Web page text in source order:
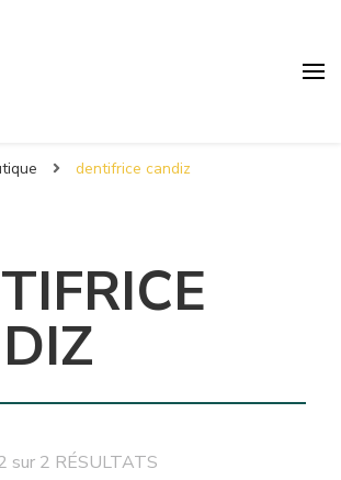
dentifrice candiz
sur 2 RÉSULTATS